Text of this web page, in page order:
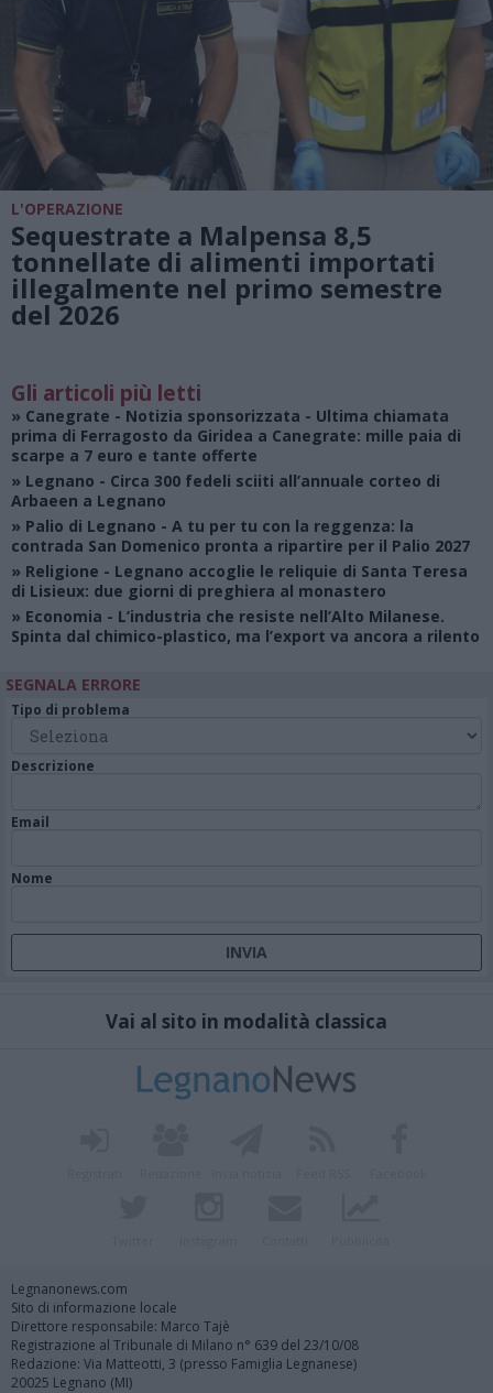
L'OPERAZIONE
Sequestrate a Malpensa 8,5
tonnellate di alimenti importati
illegalmente nel primo semestre
del 2026
Gli articoli più letti
» Canegrate - Notizia sponsorizzata - Ultima chiamata
prima di Ferragosto da Giridea a Canegrate: mille paia di
scarpe a 7 euro e tante offerte
» Legnano - Circa 300 fedeli sciiti all’annuale corteo di
Arbaeen a Legnano
» Palio di Legnano - A tu per tu con la reggenza: la
contrada San Domenico pronta a ripartire per il Palio 2027
» Religione - Legnano accoglie le reliquie di Santa Teresa
di Lisieux: due giorni di preghiera al monastero
» Economia - L’industria che resiste nell’Alto Milanese.
Spinta dal chimico-plastico, ma l’export va ancora a rilento
SEGNALA ERRORE
Tipo di problema
Descrizione
Email
Nome
Vai al sito in modalità classica
Legnanonews.com
Sito di informazione locale
Direttore responsabile: Marco Tajè
Registrazione al Tribunale di Milano n° 639 del 23/10/08
Redazione: Via Matteotti, 3 (presso Famiglia Legnanese)
20025 Legnano (MI)